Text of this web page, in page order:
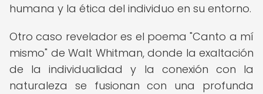
humana y la ética del individuo en su entorno.
Otro caso revelador es el poema "Canto a mí
mismo" de Walt Whitman, donde la exaltación
de la individualidad y la conexión con la
naturaleza se fusionan con una profunda